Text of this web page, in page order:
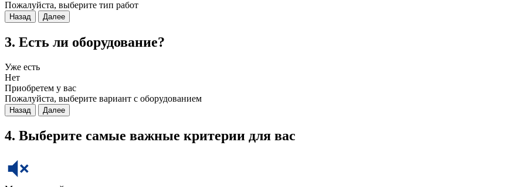
Пожалуйста, выберите тип работ
Назад Далее
3. Есть ли оборудование?
Уже есть
Нет
Приобретем у вас
Пожалуйста, выберите вариант с оборудованием
Назад Далее
4. Выберите самые важные критерии для вас